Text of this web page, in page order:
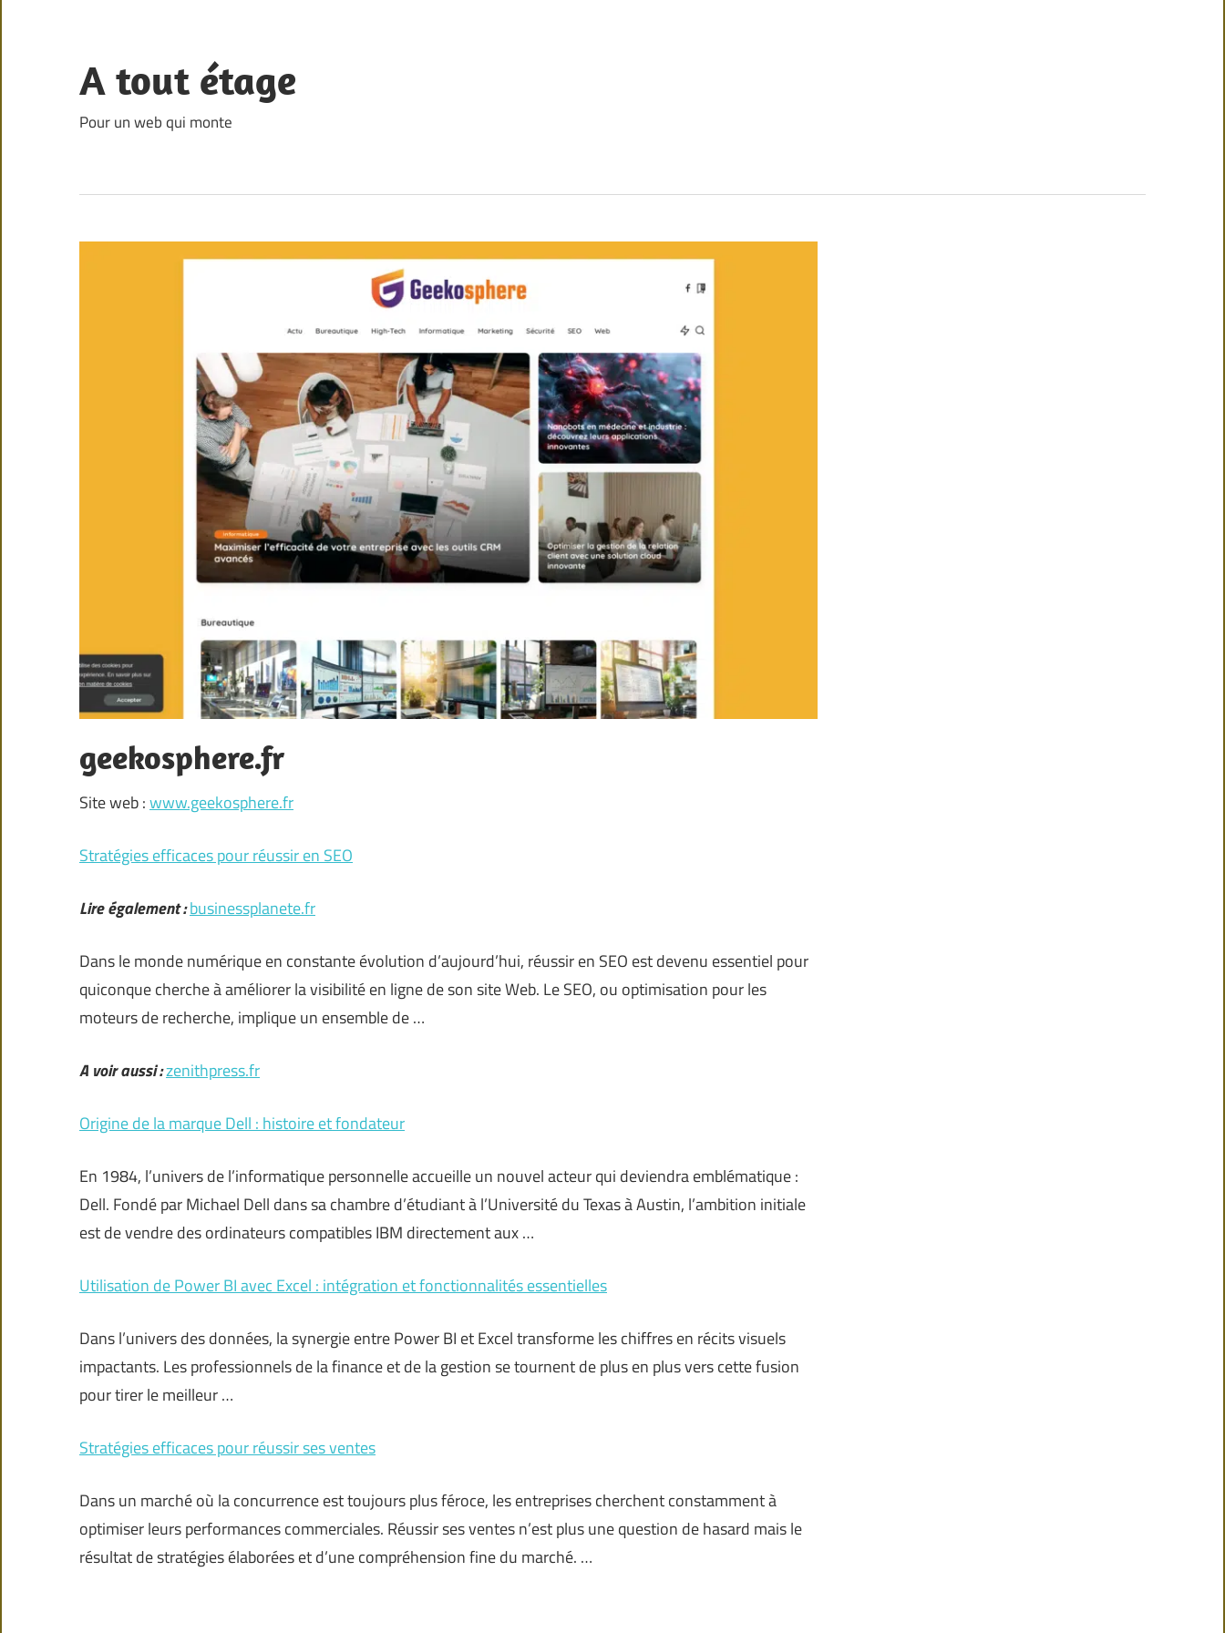
content
A tout étage
Pour un web qui monte
geekosphere.fr
Site web :www.geekosphere.fr
Stratégies efficaces pour réussir en SEO
Lire également :businessplanete.fr
Dans le monde numérique en constante évolution d’aujourd’hui, réussir en SEO est devenu essentiel pour
quiconque cherche à améliorer la visibilité en ligne de son site Web. Le SEO, ou optimisation pour les
moteurs de recherche, implique un ensemble de …
A voir aussi :zenithpress.fr
Origine de la marque Dell : histoire et fondateur
En 1984, l’univers de l’informatique personnelle accueille un nouvel acteur qui deviendra emblématique :
Dell. Fondé par Michael Dell dans sa chambre d’étudiant à l’Université du Texas à Austin, l’ambition initiale
est de vendre des ordinateurs compatibles IBM directement aux …
Utilisation de Power BI avec Excel : intégration et fonctionnalités essentielles
Dans l’univers des données, la synergie entre Power BI et Excel transforme les chiffres en récits visuels
impactants. Les professionnels de la finance et de la gestion se tournent de plus en plus vers cette fusion
pour tirer le meilleur …
Stratégies efficaces pour réussir ses ventes
Dans un marché où la concurrence est toujours plus féroce, les entreprises cherchent constamment à
optimiser leurs performances commerciales. Réussir ses ventes n’est plus une question de hasard mais le
résultat de stratégies élaborées et d’une compréhension fine du marché. …